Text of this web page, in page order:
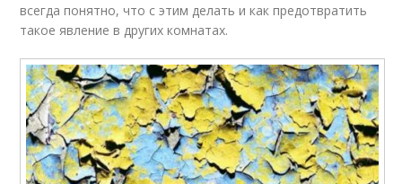
всегда понятно, что с этим делать и как предотвратить
такое явление в других комнатах.